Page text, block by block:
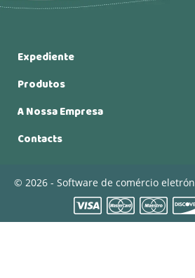
Expediente
Produtos
A Nossa Empresa
Contacts
© 2026 - Software de comércio